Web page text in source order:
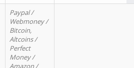
Paypal /
Webmoney /
Bitcoin,
Altcoins /
Perfect
Money /
Amazon /